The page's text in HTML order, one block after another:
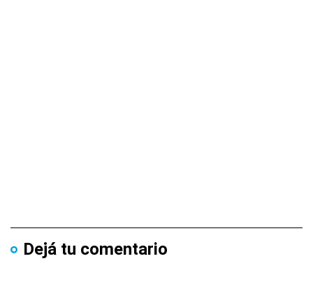
Dejá tu comentario